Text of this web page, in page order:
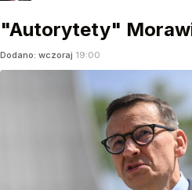
"Autorytety"
Dodano: wczoraj 19:00